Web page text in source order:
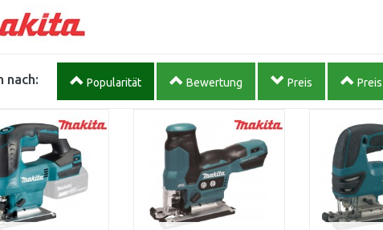
nach: Popularität Bewertung Preis Preis